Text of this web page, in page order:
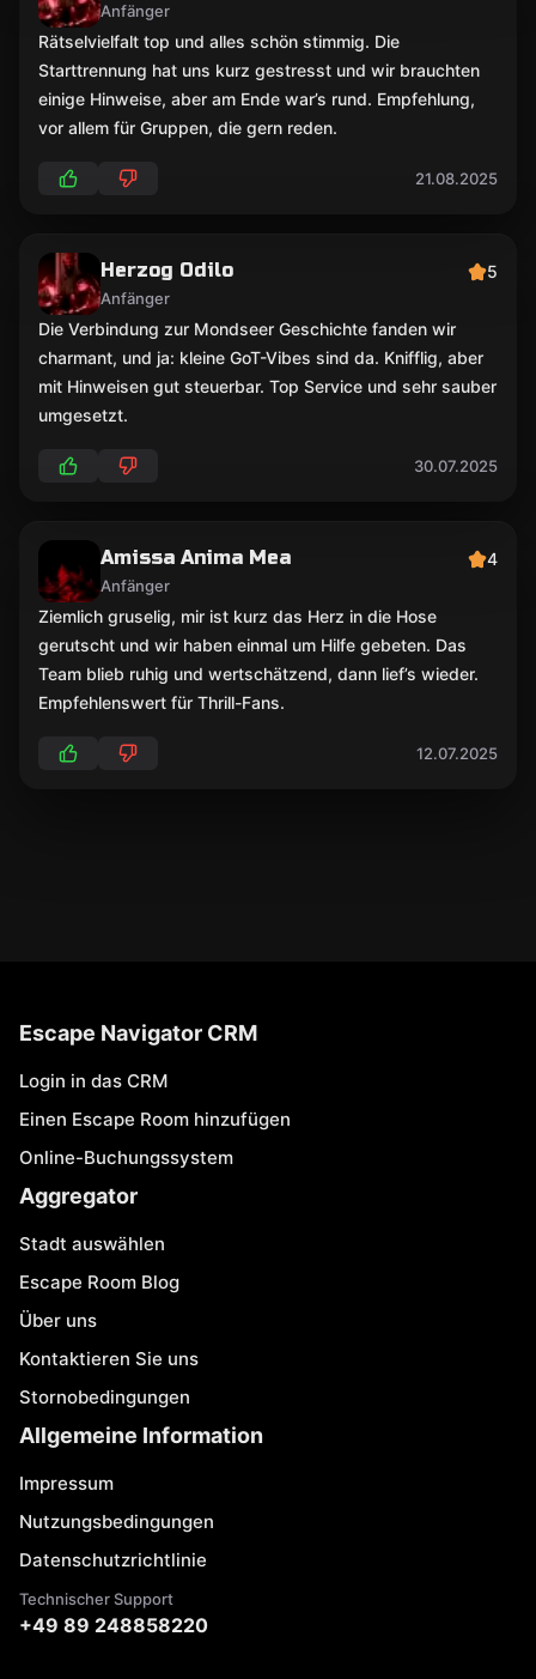
Anfänger
Rätselvielfalt top und alles schön stimmig. Die
Starttrennung hat uns kurz gestresst und wir brauchten
einige Hinweise, aber am Ende war’s rund. Empfehlung,
vor allem für Gruppen, die gern reden.
21.08.2025
Herzog Odilo
Anfänger
5
Die Verbindung zur Mondseer Geschichte fanden wir
charmant, und ja: kleine GoT-Vibes sind da. Knifflig, aber
mit Hinweisen gut steuerbar. Top Service und sehr sauber
umgesetzt.
30.07.2025
Amissa Anima Mea
Anfänger
4
Ziemlich gruselig, mir ist kurz das Herz in die Hose
gerutscht und wir haben einmal um Hilfe gebeten. Das
Team blieb ruhig und wertschätzend, dann lief’s wieder.
Empfehlenswert für Thrill-Fans.
12.07.2025
Escape Navigator CRM
Login in das CRM
Einen Escape Room hinzufügen
Online-Buchungssystem
Aggregator
Stadt auswählen
Escape Room Blog
Über uns
Kontaktieren Sie uns
Stornobedingungen
Allgemeine Information
Impressum
Nutzungsbedingungen
Datenschutzrichtlinie
Technischer Support
+49 89 248858220